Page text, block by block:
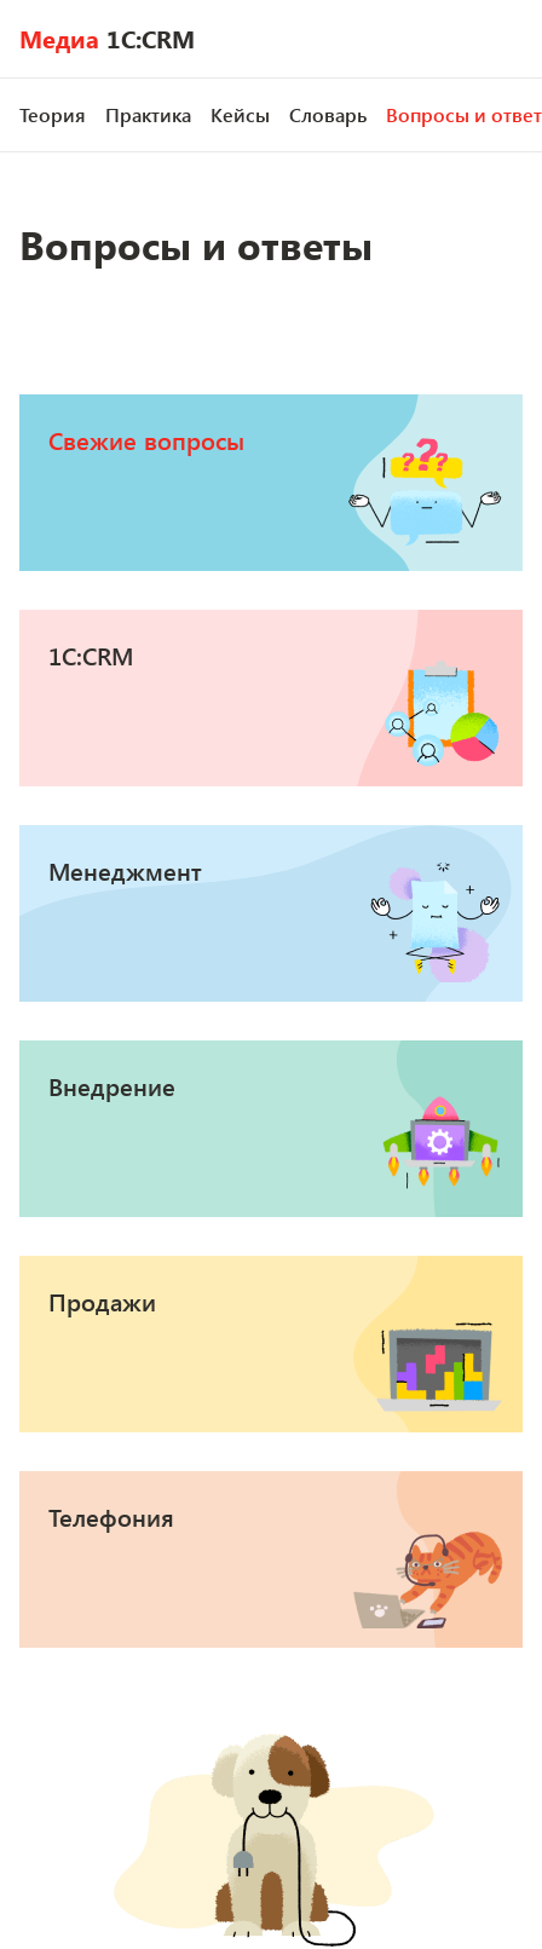
Медиа 1C:CRM
Теория Практика Кейсы Словарь Вопросы и
Вопросы и ответы
Свежие вопросы
1С:CRM
Менеджмент
Внедрение
Продажи
Телефония